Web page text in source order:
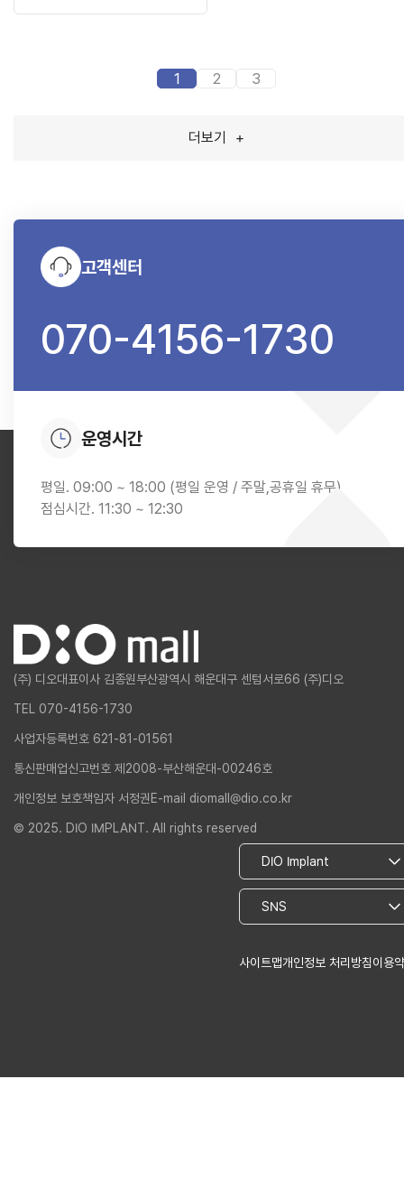
1 2 3
더보기 +
고객센터
070-4156-1730
운영시간
평일. 09:00 ~ 18:00 (평일 운영 / 주말,공휴일 휴무)
점심시간. 11:30 ~ 12:30
(주) 디오대표이사 김종원부산광역시 해운대구 센텀서로66 (주)디오
TEL 070-4156-1730
사업자등록번호 621-81-01561
통신판매업신고번호 제2008-부산해운대-00246호
개인정보 보호책임자 서정권 E-mail diomall@dio.co.kr
© 2025. DIO IMPLANT. All rights reserved
사이트맵개인정보 처리방침이용